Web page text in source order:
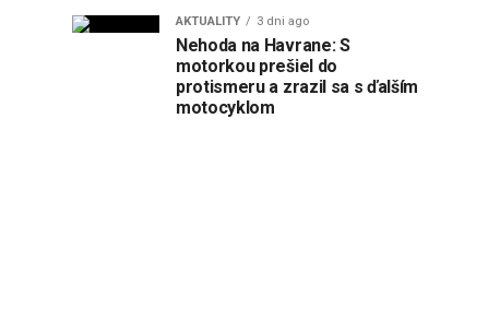
AKTUALITY 3 dni ago
Nehoda na Havrane: S
motorkou prešiel do
protismeru a zrazil sa s ďalším
motocyklom